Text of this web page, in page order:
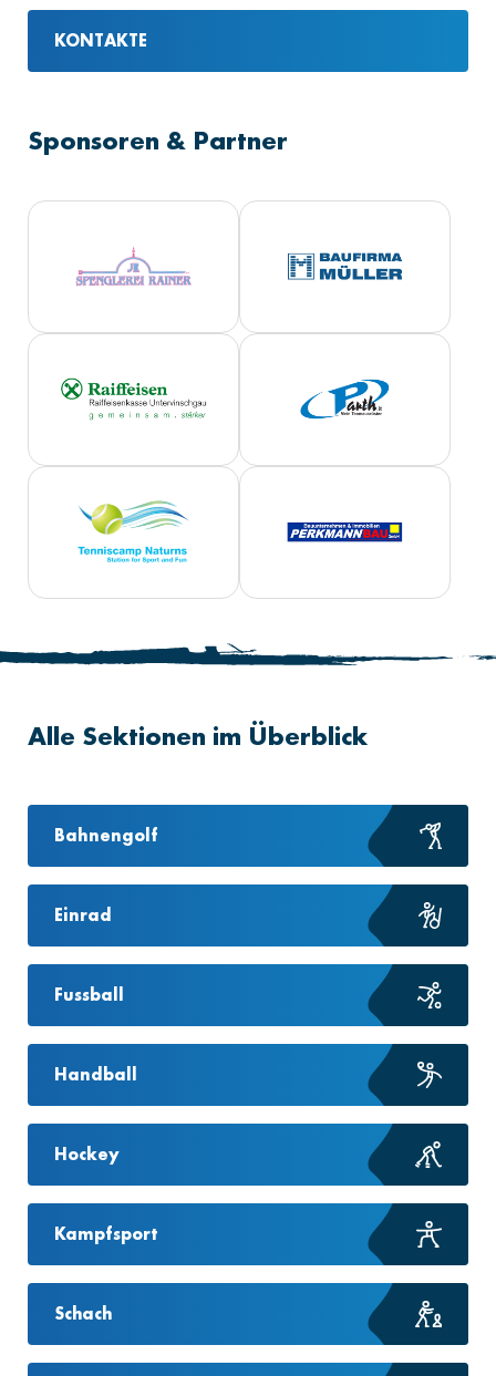
KONTAKTE
Sponsoren & Partner
Alle Sektionen im Überblick
Bahnengolf
Einrad
Fussball
Handball
Hockey
Kampfsport
Schach